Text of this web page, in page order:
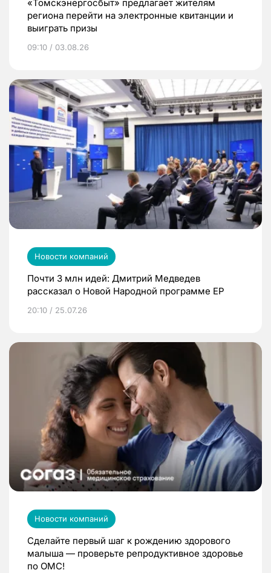
«Томскэнергосбыт» предлагает жителям
региона перейти на электронные квитанции и
выиграть призы
09:10 / 03.08.26
Новости компаний
Почти 3 млн идей: Дмитрий Медведев
рассказал о Новой Народной программе ЕР
20:10 / 25.07.26
Новости компаний
Сделайте первый шаг к рождению здорового
малыша — проверьте репродуктивное здоровье
по ОМС!